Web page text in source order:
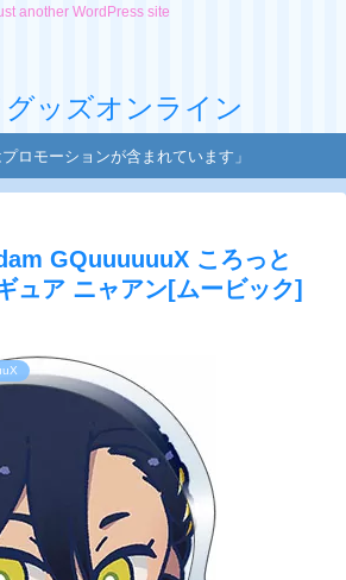
another WordPress site
ッズオンライン
プロモーションが含まれています」
GQuuuuuuX ころっと
ュア ニャアン[ムービック]